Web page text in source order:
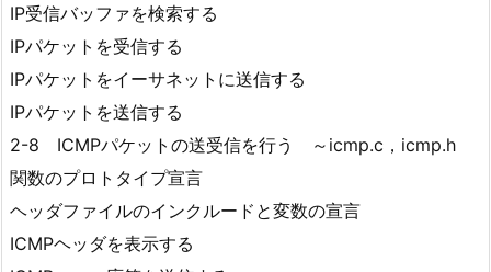
IP受信バッファを検索する
IPパケットを受信する
IPパケットをイーサネットに送信する
IPパケットを送信する
2-8 ICMPパケットの送受信を行う ～icmp.c，icmp.h
関数のプロトタイプ宣言
ヘッダファイルのインクルードと変数の宣言
ICMPヘッダを表示する